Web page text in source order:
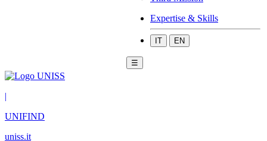
Expertise & Skills
IT EN
☰
|
UNIFIND
uniss.it